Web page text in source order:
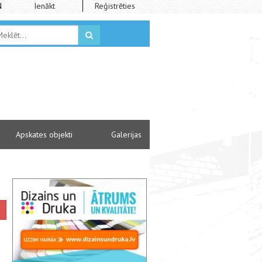
Ienākt Reģistrēties
Apskates objekti Galerijas